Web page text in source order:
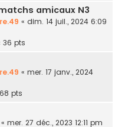
amicaux N3
« dim. 14 juil., 2024 6:09
36 pts
« mer. 17 janv., 2024
pts
« mer. 27 déc., 2023 12:11 pm